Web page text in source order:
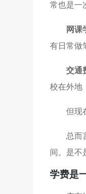
常也是一
网课
有日常做
交通
校在外地
但现
总而
间。是不
学费是